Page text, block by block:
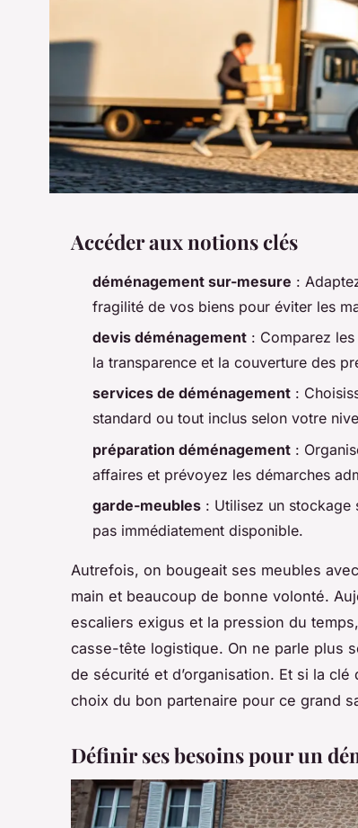
Accéder aux notions clés
déménagement sur-mesure :
fragilité de vos biens pour éviter les
devis déménagement : Comparez
la transparence et la couverture des
services de déménagement :
standard ou tout inclus selon votre
préparation déménagement :
affaires et prévoyez les démarches
garde-meubles : Utilisez un stockage
pas immédiatement disponible.
Autrefois, on bougeait ses meubles
main et beaucoup de bonne volonté.
escaliers exigus et la pression du
casse-tête logistique. On ne parle plus
de sécurité et d’organisation. Et si la
choix du bon partenaire pour ce grand
Définir ses besoins pour un